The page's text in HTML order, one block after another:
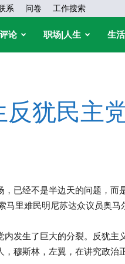
系 问卷 工作搜索
论 职场|人生 生
犹民主
已经不是半边天的问题，而
里难民明尼苏达众议员奥马
发生了巨大的分裂。反犹主
，穆斯林，左翼，在讲究政治